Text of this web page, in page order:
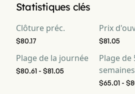
Statistiques clés
Clôture préc.
$80.17
Prix
$81.05
Plage de la journée
$80.61 - $81.05
Plage de
semaines
$65.01 -